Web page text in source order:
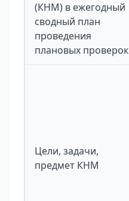
(КНМ) в ежегодный
сводный план
проведения
плановых проверок
Цели, задачи,
предмет КНМ